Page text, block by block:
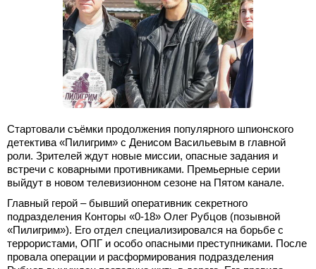
Стартовали съёмки продолжения популярного шпионского
детектива «Пилигрим» с Денисом Васильевым в главной
роли. Зрителей ждут новые миссии, опасные задания и
встречи с коварными противниками. Премьерные серии
выйдут в новом телевизионном сезоне на Пятом канале.
Главный герой – бывший оперативник секретного
подразделения Конторы «0-18» Олег Рубцов (позывной
«Пилигрим»). Его отдел специализировался на борьбе с
террористами, ОПГ и особо опасными преступниками. После
провала операции и расформирования подразделения